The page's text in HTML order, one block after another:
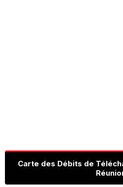
Carte des Débits de